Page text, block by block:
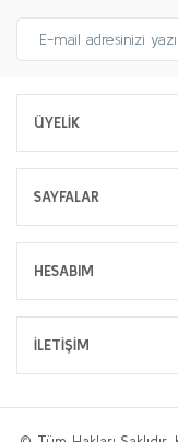
ÜYELİK
SAYFALAR
HESABIM
İLETİŞİM